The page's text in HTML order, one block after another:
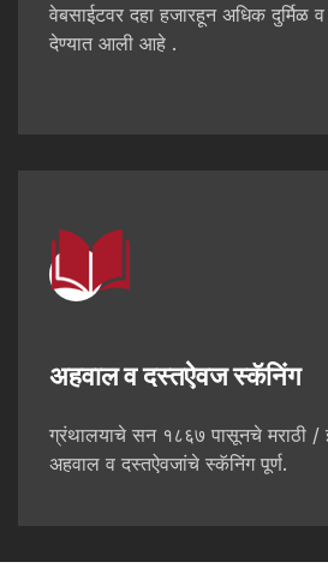
वेबसाईटवर दहा हजारहून अधिक दुर्मिळ
देण्यात आली आहे .
अहवाल व दस्तऐवज स्कॅनिंग
ग्रंथालयाचे सन १८६७ पासूनचे मराठी /
अहवाल व दस्तऐवजांचे स्कॅनिंग पूर्ण.